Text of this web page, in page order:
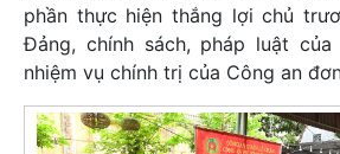
phần thực hiện thắng lợi chủ
Đảng, chính sách, pháp luật
nhiệm vụ chính trị của Công an